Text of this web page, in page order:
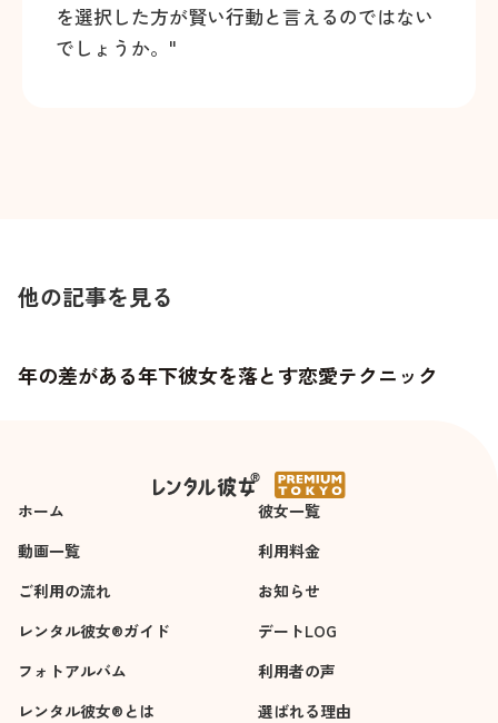
を選択した方が賢い行動と言えるのではない
でしょうか。"
他の記事を見る
年の差がある年下彼女を落とす恋愛テクニック
ホーム
彼女一覧
動画一覧
利用料金
ご利用の流れ
お知らせ
レンタル彼女®ガイド
デートLOG
フォトアルバム
利用者の声
レンタル彼女®とは
選ばれる理由